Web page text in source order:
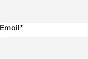
Email*